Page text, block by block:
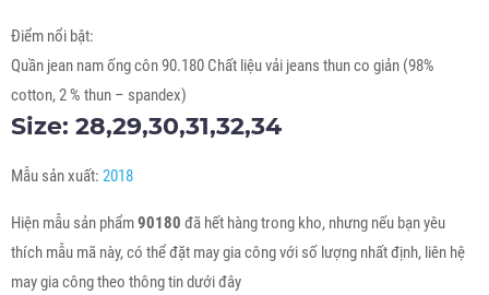
Điểm nổi bật:
Quần jean nam ống côn 90.180 Chất liệu vải jeans thun co giản (98%
cotton, 2 % thun – spandex)
Size: 28,29,30,31,32,34
Mẫu sản xuất: 2018
Hiện mẫu sản phẩm90180 đã hết hàng trong kho, nhưng nếu bạn yêu
thích mẫu mã này, có thể đặt may gia công với số lượng nhất định, liên hệ
may gia công theo thông tin dưới đây